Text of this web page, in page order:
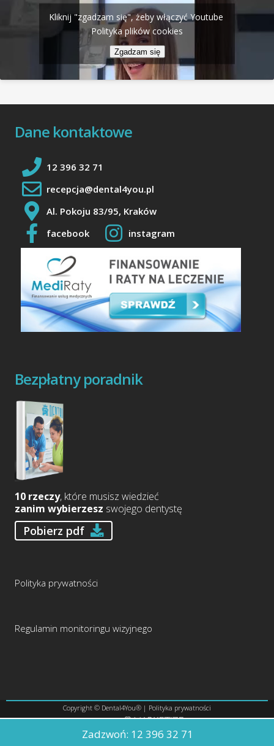
Kliknij "zgadzam się", żeby włączyć Youtube
Polityka plików cookies
Zgadzam się
Dane kontaktowe
12 396 32 71
recepcja@dental4you.pl
Al. Pokoju 83/95, Kraków
facebook
instagram
Bezpłatny poradnik
10 rzeczy, które musisz wiedzieć
zanim wybierzesz swojego dentystę
Pobierz pdf
Polityka prywatności
Regulamin monitoringu wizyjnego
Copyright © Dental4You® | Polityka prywatności
Realizacja:
Zadzwoń: 12 396 32 71